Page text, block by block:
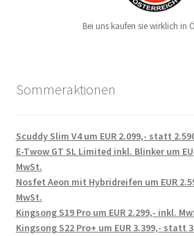
Bei uns kaufen sie wirklich in
Sommeraktionen
Scuddy Slim V4 um EUR 2.099,- statt
E-Twow GT SL Limited inkl. Blinker um
MwSt.
Nosfet Aeon mit Hybridreifen um EUR
MwSt.
Kingsong S19 Pro um EUR 2.299,- inkl.
Kingsong S22 Pro+ um EUR 3.399,- statt